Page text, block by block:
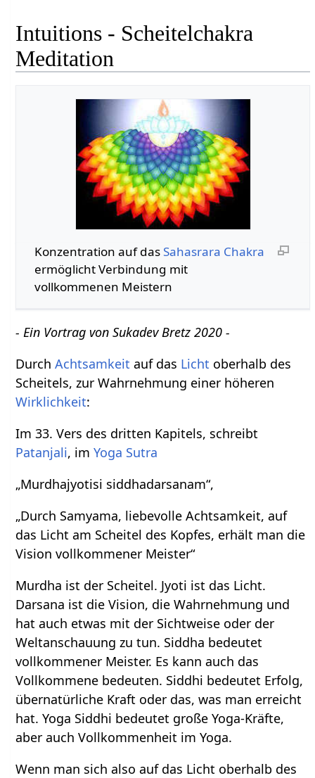
Intuitions - Scheitelchakra
Meditation
Konzentration auf das Sahasrara Chakra
ermöglicht Verbindung mit
vollkommenen Meistern
- Ein Vortrag von Sukadev Bretz 2020 -
DurchAchtsamkeit auf das Licht oberhalb des
Scheitels, zur Wahrnehmung einer höheren
Wirklichkeit:
Im 33. Vers des dritten Kapitels, schreibt
Patanjali, imYoga Sutra
„Murdhajyotisi siddhadarsanam“,
„Durch Samyama, liebevolle Achtsamkeit, auf
das Licht am Scheitel des Kopfes, erhält man die
Vision vollkommener Meister“
Murdha ist der Scheitel. Jyoti ist das Licht.
Darsana ist die Vision, die Wahrnehmung und
hat auch etwas mit der Sichtweise oder der
Weltanschauung zu tun. Siddha bedeutet
vollkommener Meister. Es kann auch das
Vollkommene bedeuten. Siddhi bedeutet Erfolg,
übernatürliche Kraft oder das, was man erreicht
hat. Yoga Siddhi bedeutet große Yoga-Kräfte,
aber auch Vollkommenheit im Yoga.
Wenn man sich also auf das Licht oberhalb des